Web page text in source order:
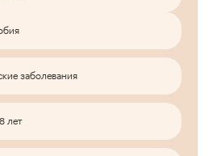
заболевания
лет